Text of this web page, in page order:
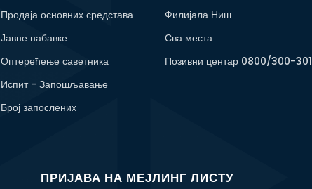
Продаја основних средстава
Јавне набавке
Оптерећење саветника
Испит - Запошљавање
Број запослених
Филијала Ниш
Сва места
Позивни центар 0800/300-301
ПРИЈАВА НА МЕЈЛИНГ ЛИСТУ